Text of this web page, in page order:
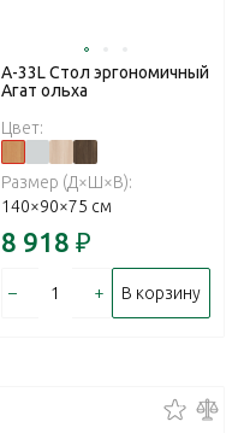
А-33L Стол эргономичный
Агат ольха
Цвет:
Размер (Д×Ш×В):
140×90×75 см
8 918 ₽
– + В корзину